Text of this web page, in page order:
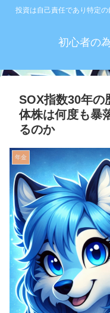
投資は自己責任であり特定
初心者の
SOX指数30年の
体株は何度も暴
るのか
年金